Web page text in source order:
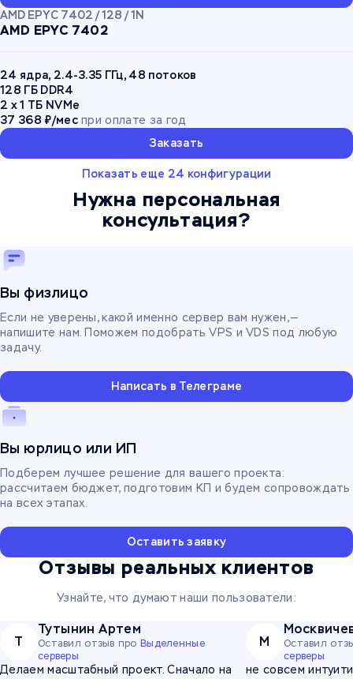
AMD EPYC 7402 / 128 / 1N
AMD EPYC 7402
24 ядра, 2.4-3.35 ГГц, 48 потоков
128 ГБ DDR4
2 x 1 ТБ NVMe
37 368 ₽/мес при оплате за год
Заказать
Показать еще 24 конфигурации
Нужна персональная
консультация?
Вы физлицо
Если не уверены, какой именно сервер вам нужен, —
напишите нам. Поможем подобрать VPS и VDS под любую
задачу.
Написать в Телеграме
Вы юрлицо или ИП
Подберем лучшее решение для вашего проекта:
рассчитаем бюджет, подготовим КП и будем сопровождать
на всех этапах.
Оставить заявку
Отзывы реальных клиентов
Узнайте, что думают наши пользователи:
Т
Тутынин Артем
Оставил отзыв про Выделенные
серверы
Делаем масштабный проект. Сначало на
М
Оставил
серверы
не совсем